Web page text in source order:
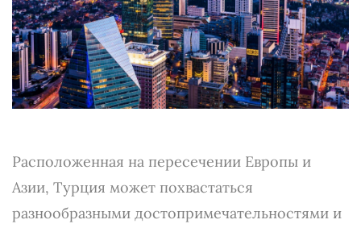
Расположенная на пересечении Европы и
Азии, Турция может похвастаться
разнообразными достопримечательностями и